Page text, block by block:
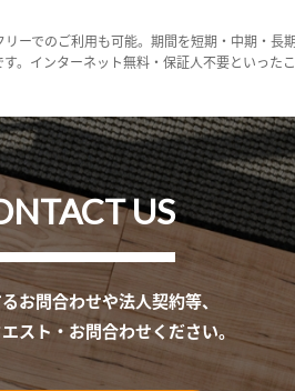
ーでのご利用も可能。期間を短期・中期・
インターネット無料・保証人不要といった
US
お問合わせや法人契約等、
スト・お問合わせください。